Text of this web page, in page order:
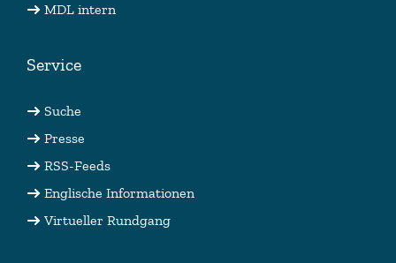
MDL intern
Service
Suche
Presse
RSS-Feeds
Englische Informationen
Virtueller Rundgang